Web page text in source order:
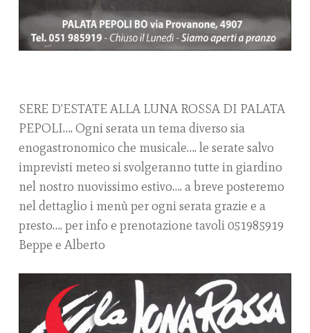
SERE D'ESTATE ALLA LUNA ROSSA DI PALATA
PEPOLI…. Ogni serata un tema diverso sia
enogastronomico che musicale…. le serate salvo
imprevisti meteo si svolgeranno tutte in giardino
nel nostro nuovissimo estivo…. a breve posteremo
nel dettaglio i menù per ogni serata grazie e a
presto…. per info e prenotazione tavoli 051985919
Beppe e Alberto